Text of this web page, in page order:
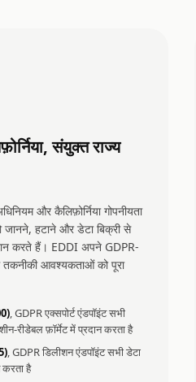
संयुक्त राज्य
और कैलिफ़ोर्निया गोपनीयता
जानने, हटाने और डेटा बिक्री से
करते हैं। EDDI अपने GDPR-
आवश्यकताओं को पूरा
, GDPR एक्सपोर्ट एंडपॉइंट सभी
रीडेबल फ़ॉर्मेट में प्रदान करता है
, GDPR डिलीशन एंडपॉइंट सभी डेटा
है